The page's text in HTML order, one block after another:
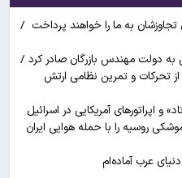
تجاوزشان به ما را خواهند پرداخت /
به دولت مهندس بازرگان صادر کرد /
امریکا در مهر ۵۸، خبر از تحرکات و تمرین نظامی ارتش
و اپراتورهای آمریکایی در اسرائیل
روسیه را با حمله هوایی ایران
عرب آماده‌ام